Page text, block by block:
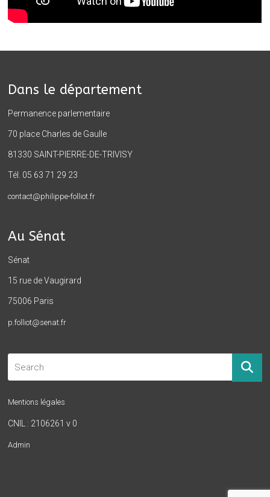
Dans le département
Permanence parlementaire
70 place Charles de Gaulle
81330 SAINT-PIERRE-DE-TRIVISY
Tél. 05 63 71 29 23
contact@philippe-folliot.fr
Au Sénat
Sénat
15 rue de Vaugirard
75006 Paris
p.folliot@senat.fr
Mentions légales
CNIL : 2106261 v 0
Admin